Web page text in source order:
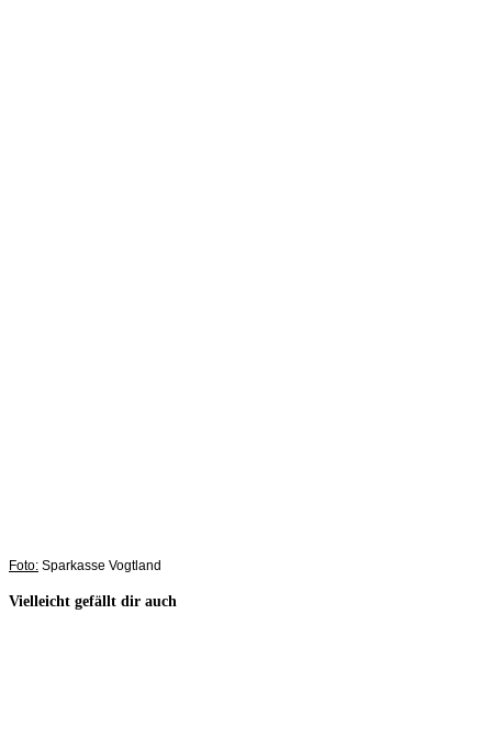
Foto: Sparkasse Vogtland
Vielleicht gefällt dir auch